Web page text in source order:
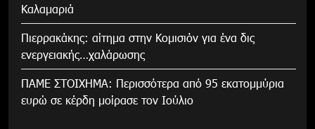
Καλαμαριά
Πιερρακάκης: αίτημα στην Κομισιόν για ένα δις
ενεργειακής…χαλάρωσης
ΠΑΜΕ ΣΤΟΙΧΗΜΑ: Περισσότερα από 95 εκατομμύρια
ευρώ σε κέρδη μοίρασε τον Ιούλιο